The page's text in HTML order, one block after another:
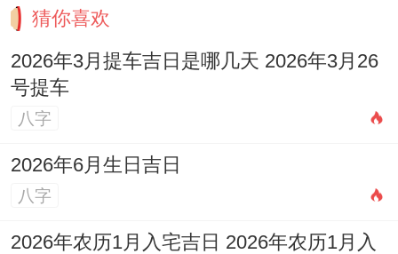
猜你喜欢
2026年3月提车吉日是哪几天 2026年3月26
号提车
八字
2026年6月生日吉日
八字
2026年农历1月入宅吉日 2026年农历1月入